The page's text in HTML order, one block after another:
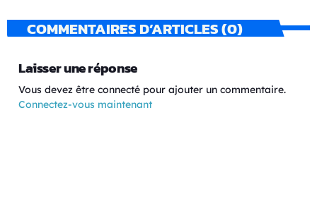
COMMENTAIRES D’ARTICLES (0)
Laisser une réponse
Vous devez être connecté pour ajouter un commentaire.
Connectez-vous maintenant